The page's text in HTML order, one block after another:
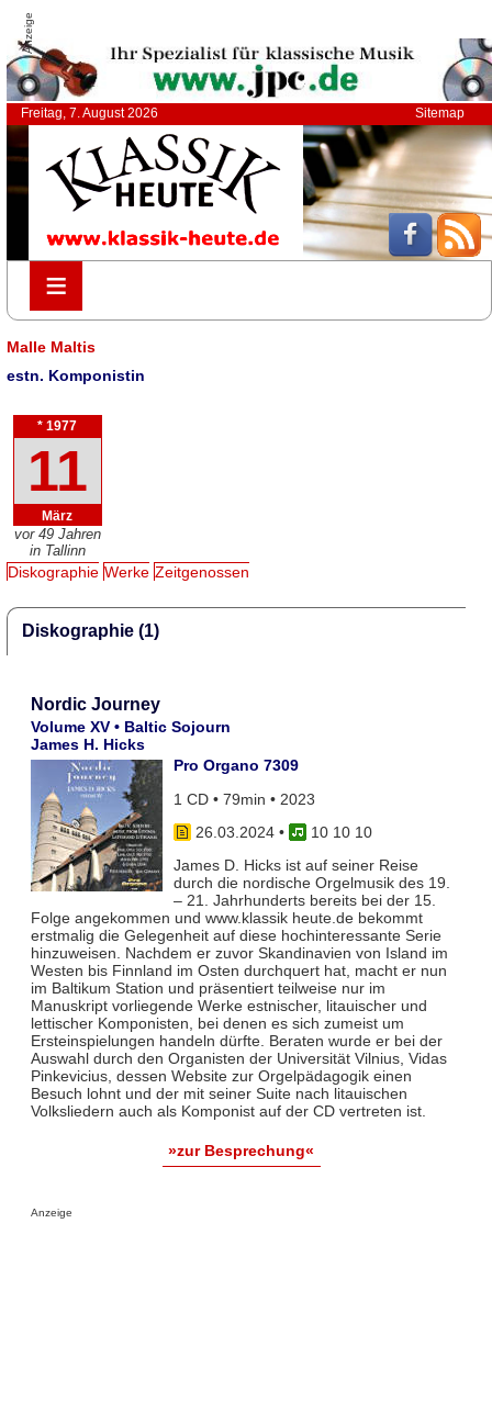
Anzeige
Freitag, 7. August 2026 Sitemap
≡
≡
Malle Maltis
estn. Komponistin
* 1977
11
März
vor 49 Jahren
in Tallinn
Diskographie Werke Zeitgenossen
Diskographie (1)
Nordic Journey
Volume XV • Baltic Sojourn
James H. Hicks
Pro Organo 7309
1 CD • 79min • 2023
26.03.2024•
10 10 10
James D. Hicks ist auf seiner Reise
durch die nordische Orgelmusik des 19.
– 21. Jahrhunderts bereits bei der 15.
Folge angekommen und www.klassik heute.de bekommt
erstmalig die Gelegenheit auf diese hochinteressante Serie
hinzuweisen. Nachdem er zuvor Skandinavien von Island im
Westen bis Finnland im Osten durchquert hat, macht er nun
im Baltikum Station und präsentiert teilweise nur im
Manuskript vorliegende Werke estnischer, litauischer und
lettischer Komponisten, bei denen es sich zumeist um
Ersteinspielungen handeln dürfte. Beraten wurde er bei der
Auswahl durch den Organisten der Universität Vilnius, Vidas
Pinkevicius, dessen Website zur Orgelpädagogik einen
Besuch lohnt und der mit seiner Suite nach litauischen
Volksliedern auch als Komponist auf der CD vertreten ist.
»zur Besprechung«
Anzeige